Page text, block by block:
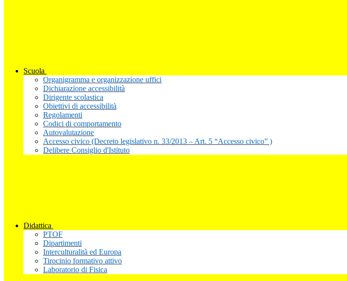
Scuola
Organigramma e organizzazione uffici
Dichiarazione accessibilità
Dirigente scolastica
Obiettivi di accessibilità
Regolamenti
Codici di comportamento
Autovalutazione
Accesso civico (Decreto legislativo n. 33/2013 – Art. 5 “Accesso civico” )
Delibere Consiglio d'Istituto
Didattica
PTOF
Dipartimenti
Interculturalità ed Europa
Tirocinio formativo attivo
Laboratorio di Fisica